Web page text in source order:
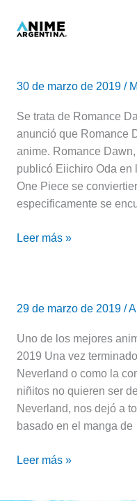
30 de marzo de 2019 /
Se trata de Romance
anunció que Romance
anime. Romance
publicó Eiichiro Oda en
One Piece se
especificamente se
Piece
un
nuevo
anime
Leer más »
29 de marzo de 2019 /
Uno de los mejores
2019 Una vez
Neverland o como la
niñitos no quieren ser
Neverland, nos dejó a
basado en el manga de
de
2da
Temporada
de
The
Promised
Neverland
Leer más »